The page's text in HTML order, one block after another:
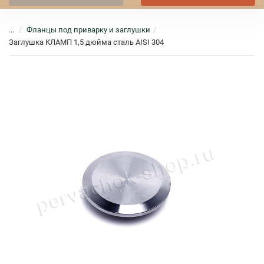
...
Фланцы под приварку и заглушки
Заглушка КЛАМП 1,5 дюйма сталь AISI 304